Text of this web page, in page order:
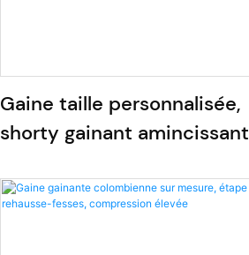
Gaine taille personnalisée,
shorty gainant amincissant